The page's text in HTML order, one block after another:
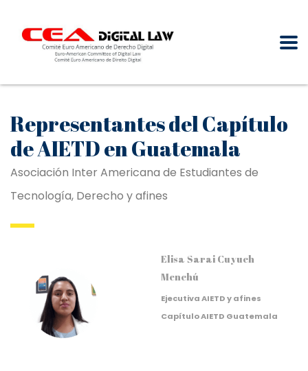
Representantes del Capítulo
de AIETD en Guatemala
Asociación Inter Americana de Estudiantes de
Tecnología, Derecho y afines
Elisa Sarai Cuyuch
Menchú
Ejecutiva AIETD y afines
Capítulo AIETD Guatemala